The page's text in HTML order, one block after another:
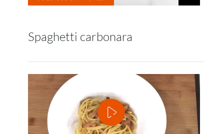
Spaghetti carbonara